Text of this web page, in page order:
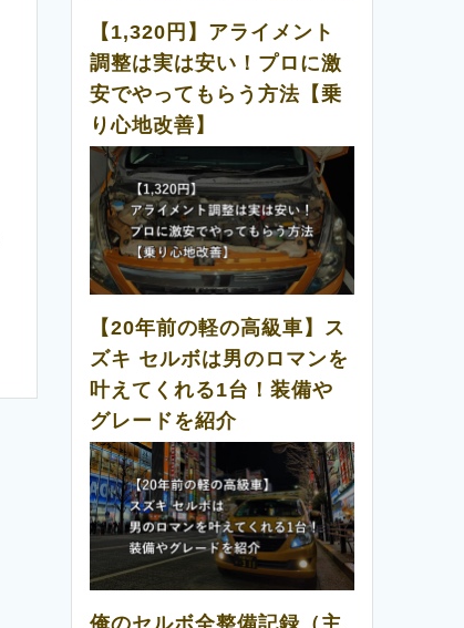
【1,320円】アライメント
調整は実は安い！プロに激
安でやってもらう方法【乗
り心地改善】
【20年前の軽の高級車】ス
ズキ セルボは男のロマンを
叶えてくれる1台！装備や
グレードを紹介